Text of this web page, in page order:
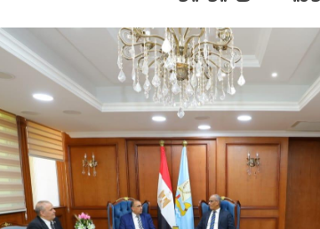
عقلية في ظلال الهدوء
زفاف كريمته سلمي
المياه لتلبية احتياجات مواطني المجاز
آمن بإن النجاح الحقيقى هو الذى